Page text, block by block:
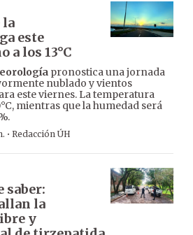
la
este
a los 13°C
pronostica una jornada
nublado y vientos
este viernes. La temperatura
mientras que la humedad será
· Redacción ÚH
saber:
la
y